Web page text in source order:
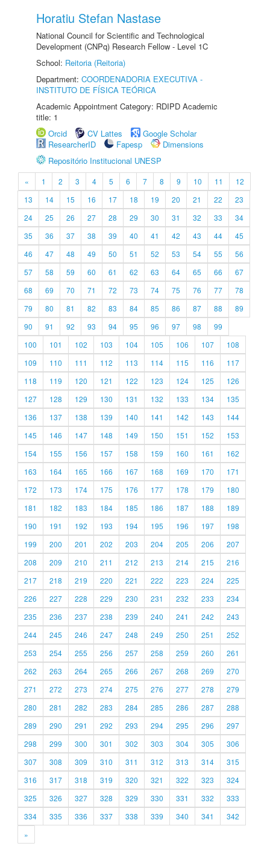
Horatiu Stefan Nastase
National Council for Scientific and Technological
Development (CNPq) Research Fellow - Level 1C
School: Reitoria (Reitoria)
Department: COORDENADORIA EXECUTIVA -
INSTITUTO DE FÍSICA TEÓRICA
Academic Appointment Category: RDIPD Academic
title: 1
Orcid
CV Lattes
Google Scholar
ResearcherID
Fapesp
Dimensions
Repositório Institucional UNESP
« 1 2 3 4 5 6 7 8 9 10 11
12
13
14 15 16 17 18 19 20 21 22
23
24
25 26 27 28 29 30 31 32 33
34
35
36 37 38 39 40 41 42 43 44
45
46
47 48 49 50 51 52 53 54 55
56
57
58 59 60 61 62 63 64 65 66
67
68
69 70 71 72 73 74 75 76 77
78
79
80 81 82 83 84 85 86 87 88
89
90
91 92 93 94 95 96 97 98
99
100
101 102 103 104 105 106 107
108
109
110 111 112 113 114 115 116
117
118
119 120 121 122 123 124 125
126
127
128 129 130 131 132 133 134
135
136
137 138 139 140 141 142 143
144
145
146 147 148 149 150 151 152
153
154
155 156 157 158 159 160 161
162
163
164 165 166 167 168 169 170
171
172
173 174 175 176 177 178 179
180
181
182 183 184 185 186 187 188
189
190
191 192 193 194 195 196 197
198
199
200 201 202 203 204 205 206
207
208
209 210 211 212 213 214 215
216
217
218 219 220 221 222 223 224
225
226
227 228 229 230 231 232 233
234
235
236 237 238 239 240 241 242
243
244
245 246 247 248 249 250 251
252
253
254 255 256 257 258 259 260
261
262
263 264 265 266 267 268 269
270
271
272 273 274 275 276 277 278
279
280
281 282 283 284 285 286 287
288
289
290 291 292 293 294 295 296
297
298
299 300 301 302 303 304 305
306
307
308 309 310 311 312 313 314
315
316
317 318 319 320 321 322 323
324
325
326 327 328 329 330 331 332
333
334
335 336 337 338 339 340 341
342
»